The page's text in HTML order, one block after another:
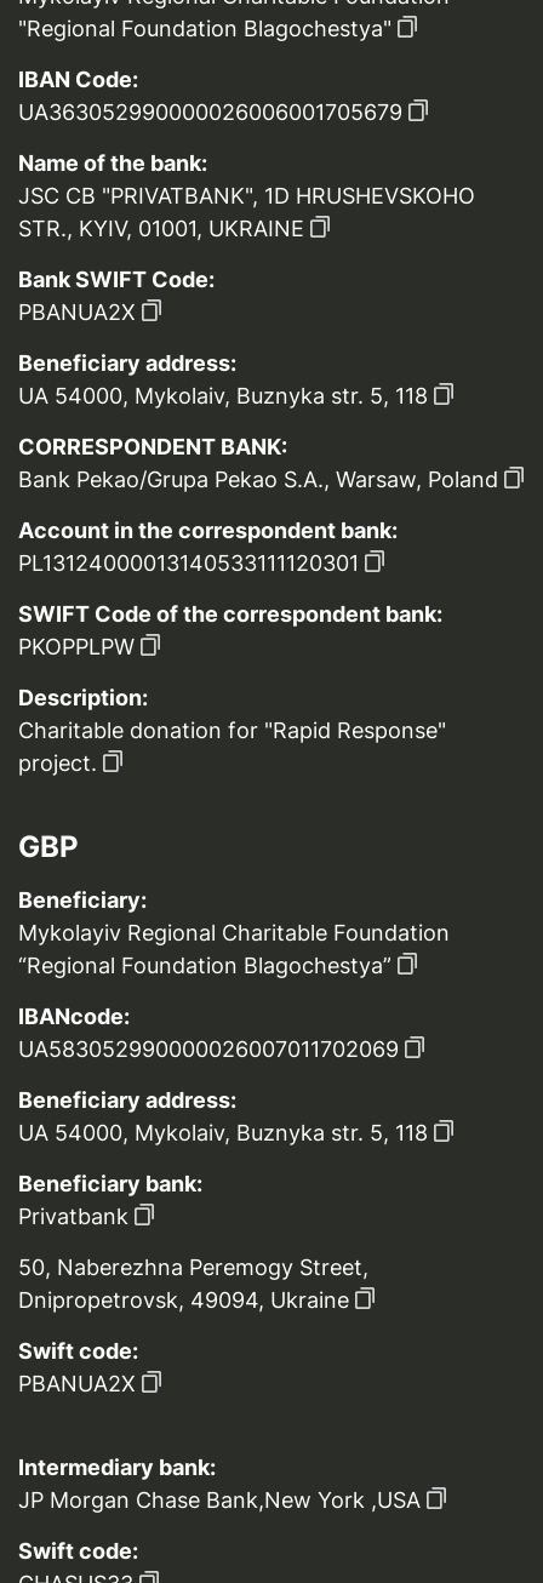
"Regional Foundation Blagochestya"
IBAN Code:
UA363052990000026006001705679
Name of the bank:
JSC CB "PRIVATBANK", 1D HRUSHEVSKOHO
STR., KYIV, 01001, UKRAINE
Bank SWIFT Code:
PBANUA2X
Beneficiary address:
UA 54000, Mykolaiv, Buznyka str. 5, 118
CORRESPONDENT BANK:
Bank Pekao/Grupa Pekao S.A., Warsaw, Poland
Account in the correspondent bank:
PL13124000013140533111120301
SWIFT Code of the correspondent bank:
PKOPPLPW
Description:
Charitable donation for "Rapid Response"
project.
GBP
Beneficiary:
Mykolayiv Regional Charitable Foundation
“Regional Foundation Blagochestya”
IBANcode:
UA583052990000026007011702069
Beneficiary address:
UA 54000, Mykolaiv, Buznyka str. 5, 118
Beneficiary bank:
Privatbank
50, Naberezhna Peremogy Street,
Dnipropetrovsk, 49094, Ukraine
Swift code:
PBANUA2X
Intermediary bank:
JP Morgan Chase Bank,New York ,USA
Swift code: